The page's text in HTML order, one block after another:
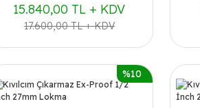
15.840,00 TL + KDV
17.600,00 TL + KDV
%10